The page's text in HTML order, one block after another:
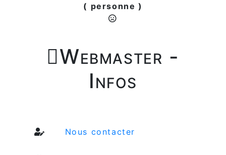
( personne )
Webmaster -
Infos
Nous contacter